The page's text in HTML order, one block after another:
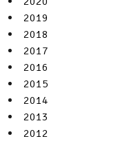
2019
2018
2017
2016
2015
2014
2013
2012